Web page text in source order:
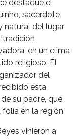
destaque el
sacerdote
natural del lugar,
tradición
en un clima
religioso. Él
del
esta
su padre, que
en la región.
vinieron a